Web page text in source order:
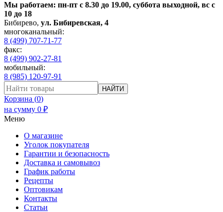
Мы работаем: пн-пт с 8.30 до 19.00, суббота выходной, вс с
10 до 18
Бибирево, ул. Бибиревская, 4
многоканальный:
8 (499) 707-71-77
факс:
8 (499) 902-27-81
мобильный:
8 (985) 120-97-91
НАЙТИ
Корзина (0)
на сумму 0 ₽
Меню
О магазине
Уголок покупателя
Гарантии и безопасность
Доставка и самовывоз
График работы
Рецепты
Оптовикам
Контакты
Статьи